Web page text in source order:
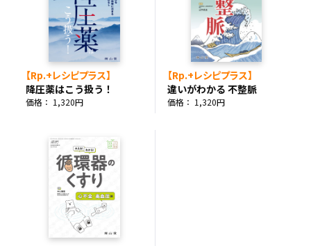
【Rp.+レシピプラス】
降圧薬はこう扱う！
価格： 1,320円
【Rp.+レシピプラス】
違いがわかる 不整脈
価格： 1,320円